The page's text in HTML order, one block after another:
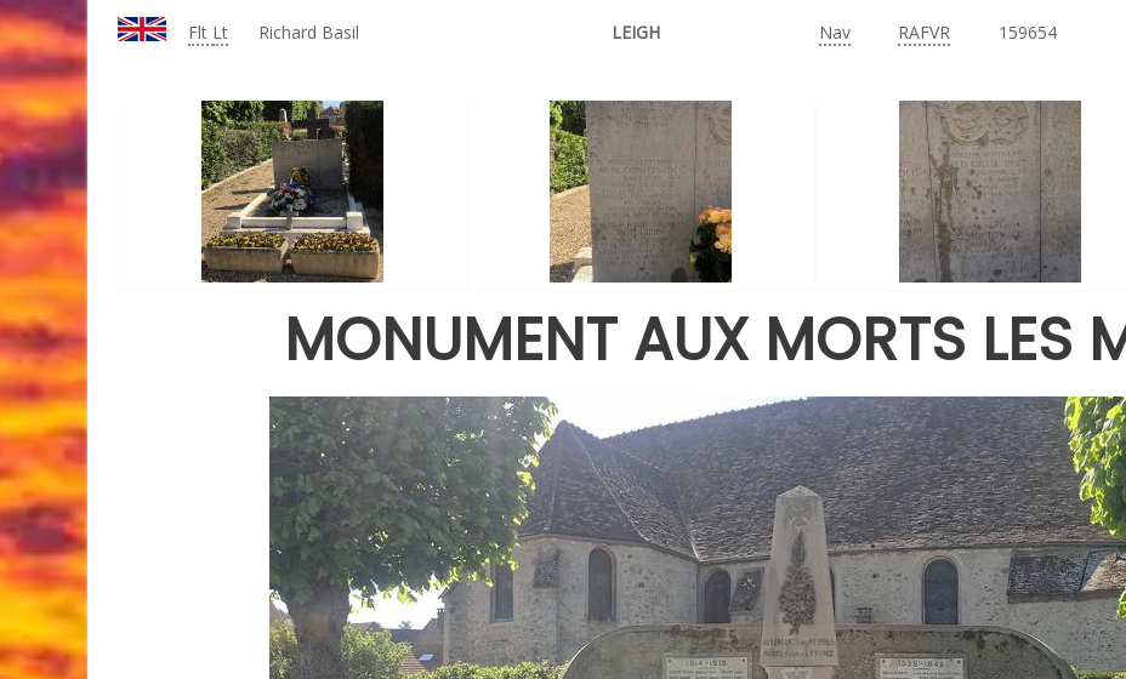
Flt Lt Richard Basil LEIGH Nav RAFVR 159654
MONUMENT AUX MORTS LES